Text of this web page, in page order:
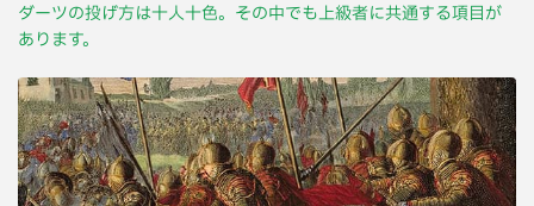
ダーツの投げ方は十人十色。その中でも上級者に共通する項目が
あります。